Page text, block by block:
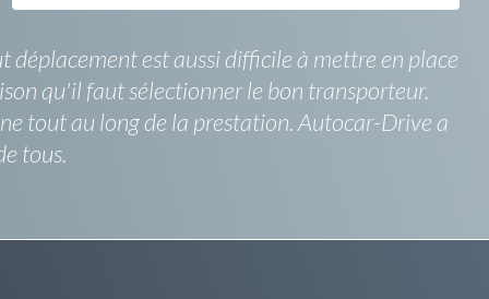
est aussi difficile à mettre en place
qu'il faut sélectionner le bon transporteur.
tout au long de la prestation. Autocar-Drive a
tous.